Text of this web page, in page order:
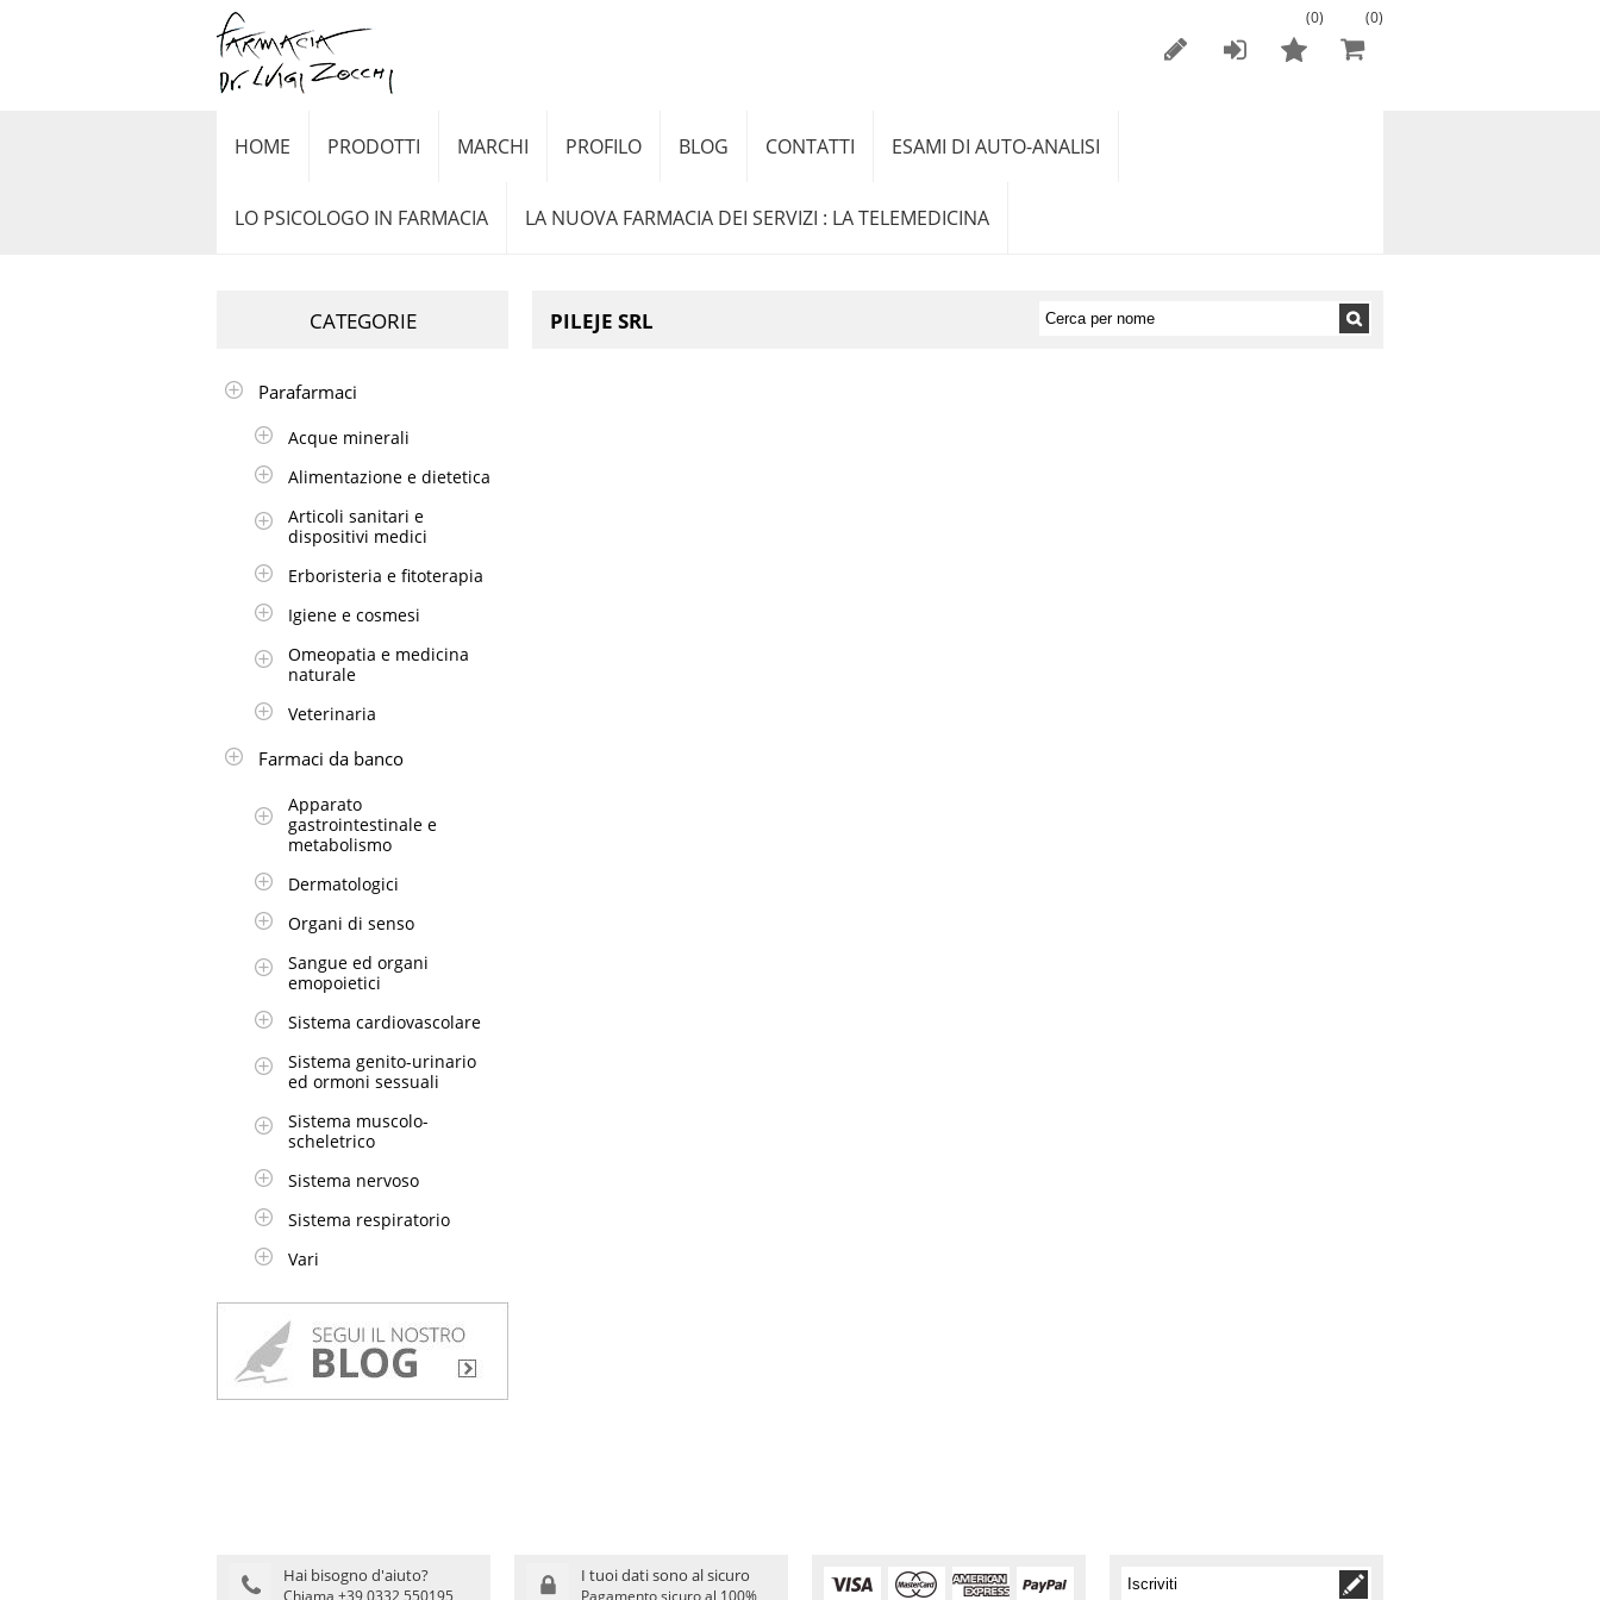
(0) (0)
HOME PRODOTTI MARCHI PROFILO BLOG CONTATTI ESAMI DI AUTO-ANALISI
LO PSICOLOGO IN FARMACIA LA NUOVA FARMACIA DEI SERVIZI : LA TELEMEDICINA
PILEJE SRL
CATEGORIE
Parafarmaci
Acque minerali
Alimentazione e dietetica
Articoli sanitari e
dispositivi medici
Erboristeria e fitoterapia
Igiene e cosmesi
Omeopatia e medicina
naturale
Veterinaria
Farmaci da banco
Apparato
gastrointestinale e
metabolismo
Dermatologici
Organi di senso
Sangue ed organi
emopoietici
Sistema cardiovascolare
Sistema genito-urinario
ed ormoni sessuali
Sistema muscolo-
scheletrico
Sistema nervoso
Sistema respiratorio
Vari
Hai bisogno d'aiuto?
Chiama +39 0332 550195
I tuoi dati sono al sicuro
Pagamento sicuro al 100%